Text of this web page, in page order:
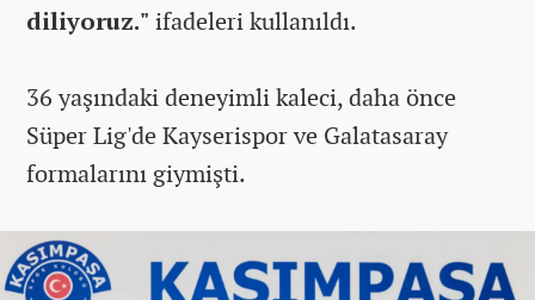
diliyoruz." ifadeleri kullanıldı.
36 yaşındaki deneyimli kaleci, daha önce
Süper Lig'de Kayserispor ve Galatasaray
formalarını giymişti.